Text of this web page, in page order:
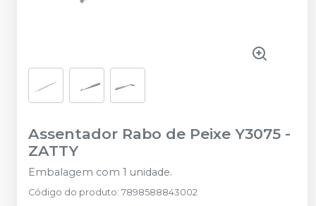
Assentador Rabo de Peixe Y3075 -
ZATTY
Embalagem com 1 unidade.
Código do produto: 7898588843002